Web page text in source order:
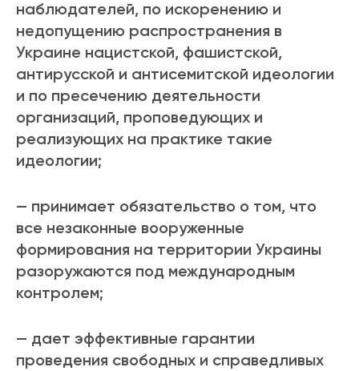
наблюдателей, по искоренению и
недопущению распространения в
Украине нацистской, фашистской,
антирусской и антисемитской идеологии
и по пресечению деятельности
организаций, проповедующих и
реализующих на практике такие
идеологии;
— принимает обязательство о том, что
все незаконные вооруженные
формирования на территории Украины
разоружаются под международным
контролем;
— дает эффективные гарантии
проведения свободных и справедливых